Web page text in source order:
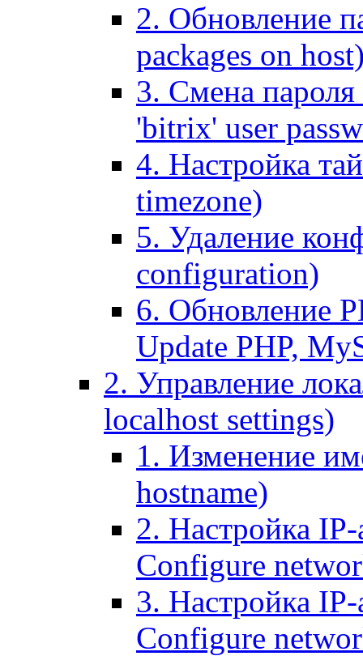
2. Обновление
packages on
3. Смена пароля
'bitrix' user
4. Настройка
timezone)
5. Удаление
configuration)
6. Обновление
Update PHP,
2. Управление
localhost settings)
1. Изменение
hostname)
2. Настройка IP-
Configure
3. Настройка
Configure